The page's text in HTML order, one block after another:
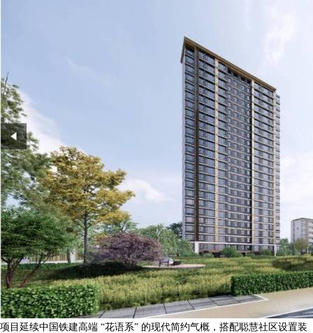
项目延续中国铁建高端 “花语系” 的现代简约气概，搭配聪慧社区设置装